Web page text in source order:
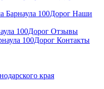
Наши
Отзывы
Контакты
края